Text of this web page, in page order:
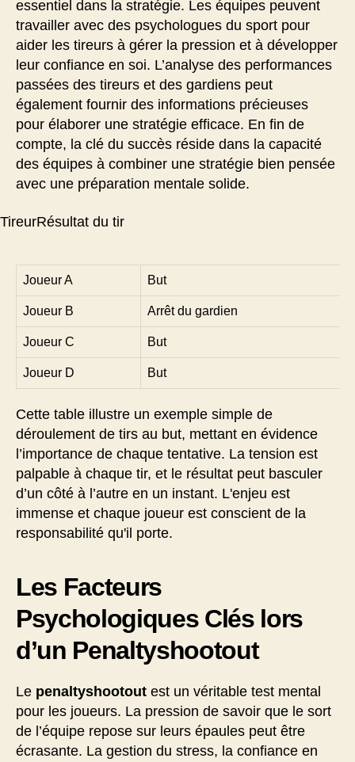
essentiel dans la stratégie. Les équipes peuvent
travailler avec des psychologues du sport pour
aider les tireurs à gérer la pression et à développer
leur confiance en soi. L’analyse des performances
passées des tireurs et des gardiens peut
également fournir des informations précieuses
pour élaborer une stratégie efficace. En fin de
compte, la clé du succès réside dans la capacité
des équipes à combiner une stratégie bien pensée
avec une préparation mentale solide.
TireurRésultat du tir
Joueur A But
Joueur B Arrêt du gardien
Joueur C But
Joueur D But
Cette table illustre un exemple simple de
déroulement de tirs au but, mettant en évidence
l’importance de chaque tentative. La tension est
palpable à chaque tir, et le résultat peut basculer
d’un côté à l’autre en un instant. L'enjeu est
immense et chaque joueur est conscient de la
responsabilité qu'il porte.
Les Facteurs
Psychologiques Clés lors
d’un Penaltyshootout
Le penaltyshootout est un véritable test mental
pour les joueurs. La pression de savoir que le sort
de l’équipe repose sur leurs épaules peut être
écrasante. La gestion du stress, la confiance en